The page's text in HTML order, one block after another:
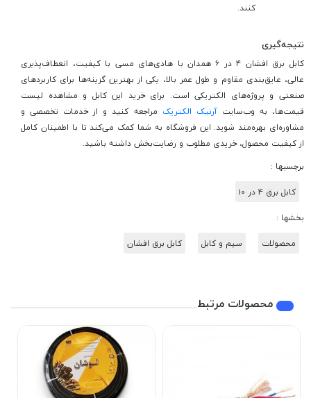
کنند.
نتیجه‌گیری
کابل برق افشان ۴ در ۶ همدان با هادی‌های مسی با کیفیت، انعطاف‌پذیری
عالی، عایق‌بندی مقاوم و طول عمر بالا، یکی از بهترین گزینه‌ها برای کاربردهای
صنعتی و پروژه‌های الکتریکی است. برای خرید این کابل و مشاهده لیست
قیمت‌ها، به وب‌سایت آرنیک الکتریک مراجعه کنید و از خدمات تخصصی و
مشاوره‌ای بهره‌مند شوید. این فروشگاه به شما کمک می‌کند تا با اطمینان کامل
از کیفیت محصول، خریدی مطلوب و رضایت‌بخش داشته باشید.
برچسبها :
کابل برق 4 در 10
بخشها :
محصولات
سیم و کابل کابل برق افشان
محصولات مرتبط